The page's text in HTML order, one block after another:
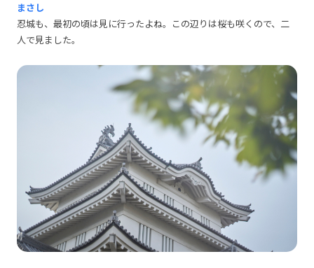
まさし
忍城も、最初の頃は見に行ったよね。この辺りは桜も咲くので、二
人で見ました。